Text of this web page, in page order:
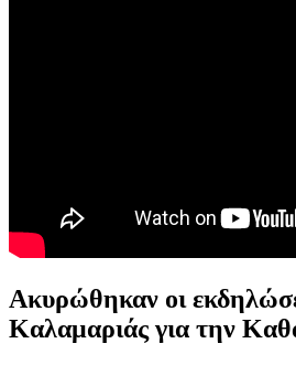
Ακυρώθηκαν οι
Καλαμαριάς για την